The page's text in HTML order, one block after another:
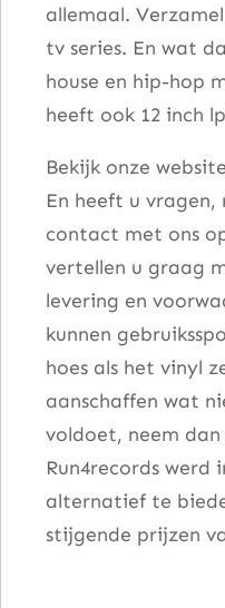
allemaal.
tv series. En wat
house en hip-hop
heeft ook 12 inch
Bekijk onze
En heeft u vragen,
contact met ons
vertellen u graag
levering en
kunnen
hoes als het vinyl
aanschaffen wat
voldoet, neem
Run4records werd
alternatief te
stijgende prijzen